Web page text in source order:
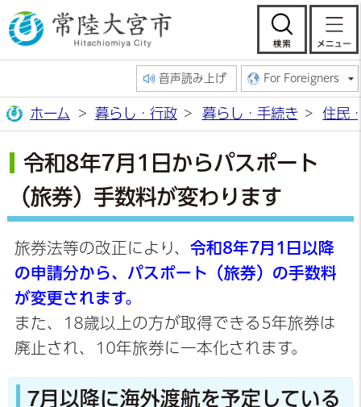
常陸大宮市公
検
音声読み上げ For Foreigners
ホーム 暮らし・行政 暮らし・手続き 住民
令和8年7月1日からパスポート
（旅券）手数料が変わります
旅券法等の改正により、 令和8年7月1日以降
の申請分から、パスポート（旅券）の手数料
が変更されます。
また、18歳以上の方が取得できる5年旅券は
廃止され、10年旅券に一本化されます。
7月以降に海外渡航を予定している